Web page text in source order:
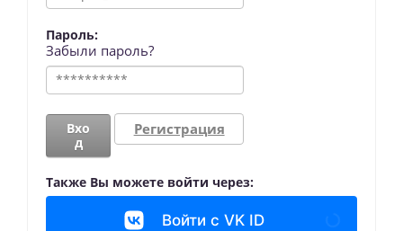
Пароль:
Забыли пароль?
Регистрация
Вхо
д
Также Вы можете войти через:
Войти с VK ID